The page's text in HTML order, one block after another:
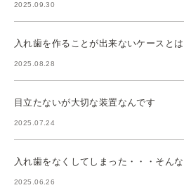
2025.09.30
入れ歯を作ることが出来ないケースとは
2025.08.28
目立たないが大切な装置なんです
2025.07.24
入れ歯をなくしてしまった・・・そん
2025.06.26